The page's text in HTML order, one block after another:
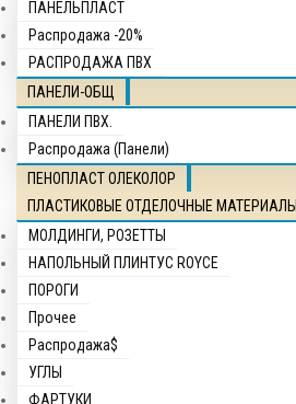
ПАНЕЛЬПЛАСТ
Распродажа -20%
РАСПРОДАЖА ПВХ
ПАНЕЛИ-ОБЩ
ПАНЕЛИ ПВХ.
Распродажа (Панели)
ПЕНОПЛАСТ ОЛЕКОЛОР
ПЛАСТИКОВЫЕ ОТДЕЛОЧНЫЕ МАТЕРИАЛЫ
МОЛДИНГИ, РОЗЕТТЫ
НАПОЛЬНЫЙ ПЛИНТУС ROYCE
ПОРОГИ
Прочее
Распродажа$
УГЛЫ
ФАРТУКИ